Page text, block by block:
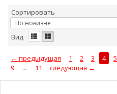
Сортировать
Вид
← предыдущая 1 2 3 4 5
9
... 11 следующая →